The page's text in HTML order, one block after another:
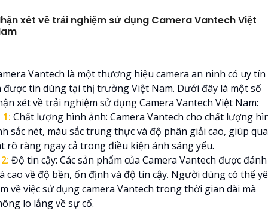
xét về trải nghiệm sử dụng Camera Vantech Việt
Vantech là một thương hiệu camera an ninh có uy tín
được tin dùng tại thị trường Việt Nam. Dưới đây là một số
xét về trải nghiệm sử dụng Camera Vantech Việt Nam:
1: Chất lượng hình ảnh: Camera Vantech cho chất lượng
sắc nét, màu sắc trung thực và độ phân giải cao, giúp
rõ ràng ngay cả trong điều kiện ánh sáng yếu.
2: Độ tin cậy: Các sản phẩm của Camera Vantech được đánh
cao về độ bền, ổn định và độ tin cậy. Người dùng có thể
về việc sử dụng camera Vantech trong thời gian dài mà
lo lắng về sự cố.